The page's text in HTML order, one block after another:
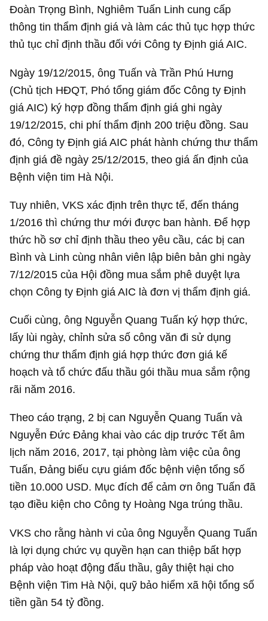
Đoàn Trọng Bình, Nghiêm Tuấn Linh cung cấp
thông tin thẩm định giá và làm các thủ tục hợp thức
thủ tục chỉ định thầu đối với Công ty Định giá AIC.
Ngày 19/12/2015, ông Tuấn và Trần Phú Hưng
(Chủ tịch HĐQT, Phó tổng giám đốc Công ty Định
giá AIC) ký hợp đồng thẩm định giá ghi ngày
19/12/2015, chi phí thẩm định 200 triệu đồng. Sau
đó, Công ty Định giá AIC phát hành chứng thư thẩm
định giá đề ngày 25/12/2015, theo giá ấn định của
Bệnh viện tim Hà Nội.
Tuy nhiên, VKS xác định trên thực tế, đến tháng
1/2016 thì chứng thư mới được ban hành. Để hợp
thức hồ sơ chỉ định thầu theo yêu cầu, các bị can
Bình và Linh cùng nhân viên lập biên bản ghi ngày
7/12/2015 của Hội đồng mua sắm phê duyệt lựa
chọn Công ty Định giá AIC là đơn vị thẩm định giá.
Cuối cùng, ông Nguyễn Quang Tuấn ký hợp thức,
lấy lùi ngày, chỉnh sửa số công văn đi sử dụng
chứng thư thẩm định giá hợp thức đơn giá kế
hoạch và tổ chức đấu thầu gói thầu mua sắm rộng
rãi năm 2016.
Theo cáo trạng, 2 bị can Nguyễn Quang Tuấn và
Nguyễn Đức Đảng khai vào các dịp trước Tết âm
lịch năm 2016, 2017, tại phòng làm việc của ông
Tuấn, Đảng biếu cựu giám đốc bệnh viện tổng số
tiền 10.000 USD. Mục đích để cảm ơn ông Tuấn đã
tạo điều kiện cho Công ty Hoàng Nga trúng thầu.
VKS cho rằng hành vi của ông Nguyễn Quang Tuấn
là lợi dụng chức vụ quyền hạn can thiệp bất hợp
pháp vào hoạt động đấu thầu, gây thiệt hại cho
Bệnh viện Tim Hà Nội, quỹ bảo hiểm xã hội tổng số
tiền gần54 tỷ đồng.